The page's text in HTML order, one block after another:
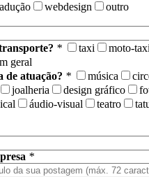
webdesign
outro
* taxi moto-taxi
geral
de atuação? * música
joalheria design gráfico
áudio-visual teatro
*